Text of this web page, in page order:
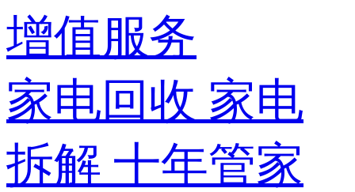
增值服务
家电回收 家电
拆解 十年管家